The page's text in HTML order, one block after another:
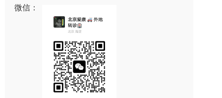
微信：